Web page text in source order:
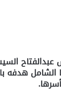
عبدالفتاح
هدفه